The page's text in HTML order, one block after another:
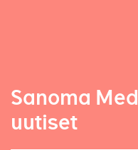
Sanoma
uutiset